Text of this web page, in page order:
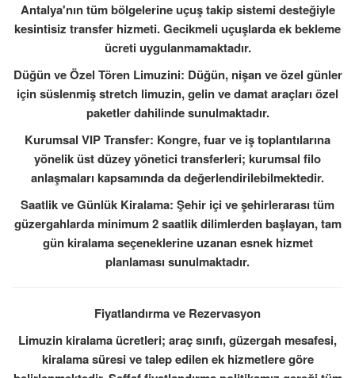
Antalya'nın tüm bölgelerine uçuş takip sistemi desteğiyle
kesintisiz transfer hizmeti. Gecikmeli uçuşlarda ek bekleme
ücreti uygulanmamaktadır.
Düğün ve Özel Tören Limuzini: Düğün, nişan ve özel günler
için süslenmiş stretch limuzin, gelin ve damat araçları özel
paketler dahilinde sunulmaktadır.
Kurumsal VIP Transfer: Kongre, fuar ve iş toplantılarına
yönelik üst düzey yönetici transferleri; kurumsal filo
anlaşmaları kapsamında da değerlendirilebilmektedir.
Saatlik ve Günlük Kiralama: Şehir içi ve şehirlerarası tüm
güzergahlarda minimum 2 saatlik dilimlerden başlayan, tam
gün kiralama seçeneklerine uzanan esnek hizmet
planlaması sunulmaktadır.
Fiyatlandırma ve Rezervasyon
Limuzin kiralama ücretleri; araç sınıfı, güzergah mesafesi,
kiralama süresi ve talep edilen ek hizmetlere göre